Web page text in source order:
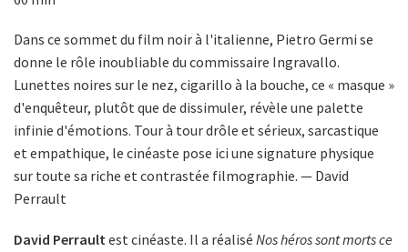
Dans ce sommet du film noir à l'italienne, Pietro Germi se
donne le rôle inoubliable du commissaire Ingravallo.
Lunettes noires sur le nez, cigarillo à la bouche, ce « masque »
d'enquêteur, plutôt que de dissimuler, révèle une palette
infinie d'émotions. Tour à tour drôle et sérieux, sarcastique
et empathique, le cinéaste pose ici une signature physique
sur toute sa riche et contrastée filmographie. — David
Perrault
David Perraultest cinéaste. Il a réalisé Nos héros sont morts ce